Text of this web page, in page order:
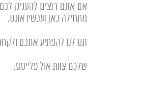
אם אתם רוצים להעניק
מתחילה כאן ועכשיו אתנו.
תנו לנו להפתיע אתכם
שלכם צוות אול פלייסס.